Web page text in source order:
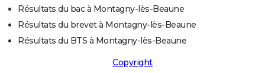
Résultats du bac à Montagny-lès-Beaune
Résultats du brevet à Montagny-lès-Beaune
Résultats du BTS à Montagny-lès-Beaune
Copyright